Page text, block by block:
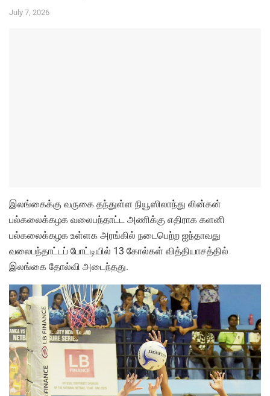
July 7, 2026
இலங்கைக்கு வருகை தந்துள்ள நியூஸிலாந்து லின்கன்
பல்கலைக்கழக வலைபந்தாட்ட அணிக்கு எதிராக களனி
பல்கலைக்கழக உள்ளக அரங்கில் நடைபெற்ற ஐந்தாவது
வலைபந்தாட்டப் போட்டியில் 13 கோல்கள் வித்தியாசத்தில்
இலங்கை தோல்வி அடைந்தது.